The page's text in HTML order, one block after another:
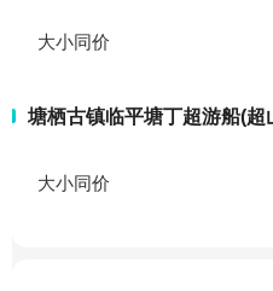
大小同价
塘栖古镇临平塘丁超游船(
大小同价